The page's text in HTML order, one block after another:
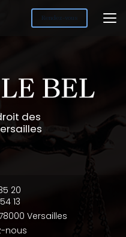
Rendez-vous
des
20
13
Versailles
nous